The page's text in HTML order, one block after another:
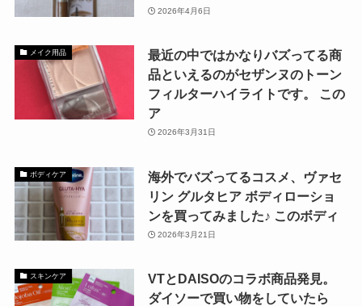
2026年4月6日
メイク用品
最近の中ではかなりバズってる商
品といえるのがセザンヌのトーン
フィルターハイライトです。 この
ア
2026年3月31日
ボディケア
海外でバズってるコスメ、ヴァセ
リン グルタヒア ボディローショ
ンを買ってみました♪ このボディ
2026年3月21日
スキンケア
VTとDAISOのコラボ商品発見。
ダイソーで買い物をしていたら